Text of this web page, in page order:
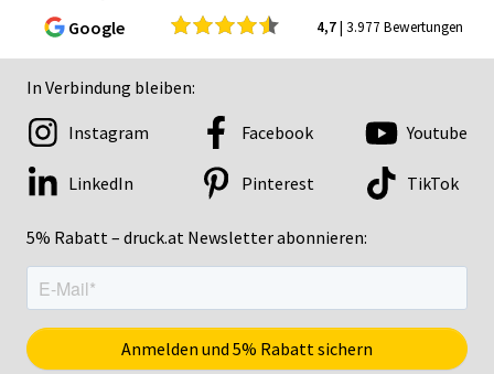
Google 4,7| 3.977 Bewertungen
In Verbindung bleiben:
5% Rabatt – druck.at Newsletter abonnieren:
Instagram Facebook Youtube
LinkedIn Pinterest TikTok